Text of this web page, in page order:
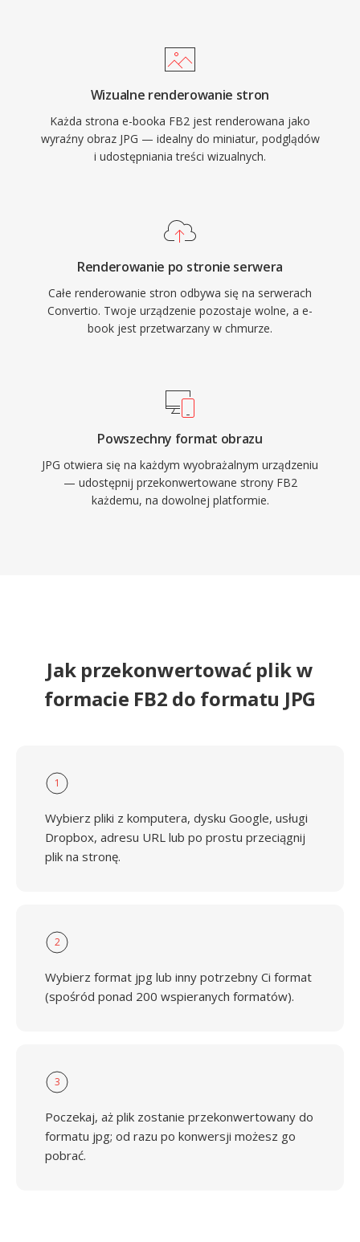
Wizualne renderowanie stron
Każda strona e-booka FB2 jest renderowana jako
wyraźny obraz JPG — idealny do miniatur, podglądów
i udostępniania treści wizualnych.
Renderowanie po stronie serwera
Całe renderowanie stron odbywa się na serwerach
Convertio. Twoje urządzenie pozostaje wolne, a e-
book jest przetwarzany w chmurze.
Powszechny format obrazu
JPG otwiera się na każdym wyobrażalnym urządzeniu
— udostępnij przekonwertowane strony FB2
każdemu, na dowolnej platformie.
Jak przekonwertować plik w
formacie FB2 do formatu JPG
1
Wybierz pliki z komputera, dysku Google, usługi
Dropbox, adresu URL lub po prostu przeciągnij
plik na stronę.
2
Wybierz format jpg lub inny potrzebny Ci format
(spośród ponad 200 wspieranych formatów).
3
Poczekaj, aż plik zostanie przekonwertowany do
formatu jpg; od razu po konwersji możesz go
pobrać.